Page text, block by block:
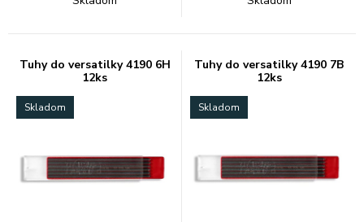
Tuhy do versatilky 4190 6H
12ks
Skladom
Tuhy do versatilky 4190 7B
12ks
Skladom